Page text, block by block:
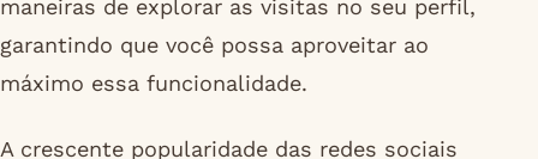
maneiras de explorar as visitas no seu perfil,
garantindo que você possa aproveitar ao
máximo essa funcionalidade.
A crescente popularidade das redes sociais